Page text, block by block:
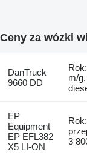
Ceny za wózki
DanTruck
9660 DD
m/
EP
Equipment
EP EFL382
X5 LI-ON
3